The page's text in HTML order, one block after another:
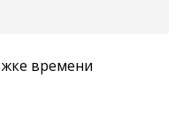
времени